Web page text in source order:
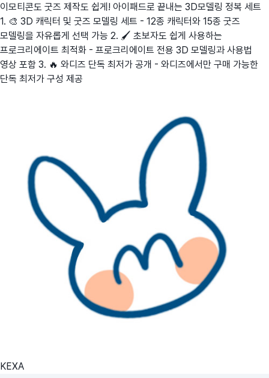
이모티콘도 굿즈 제작도 쉽게! 아이패드로 끝내는 3D모델링 정복 세트
1. 🎨 3D 캐릭터 및 굿즈 모델링 세트 - 12종 캐릭터와 15종 굿즈
모델링을 자유롭게 선택 가능 2. 🖌️ 초보자도 쉽게 사용하는
프로크리에이트 최적화 - 프로크리에이트 전용 3D 모델링과 사용법
영상 포함 3. 🔥 와디즈 단독 최저가 공개 - 와디즈에서만 구매 가능한
단독 최저가 구성 제공
KEXA